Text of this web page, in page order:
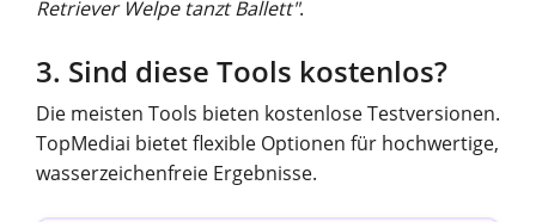
Retriever Welpe tanzt Ballett".
3. Sind diese Tools kostenlos?
Die meisten Tools bieten kostenlose Testversionen.
TopMediai bietet flexible Optionen für hochwertige,
wasserzeichenfreie Ergebnisse.